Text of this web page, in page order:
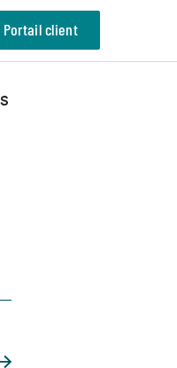
Portail client